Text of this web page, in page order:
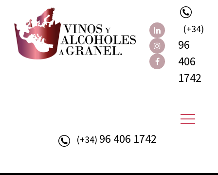
(+34)
96
406
1742
(+34) 96 406 1742